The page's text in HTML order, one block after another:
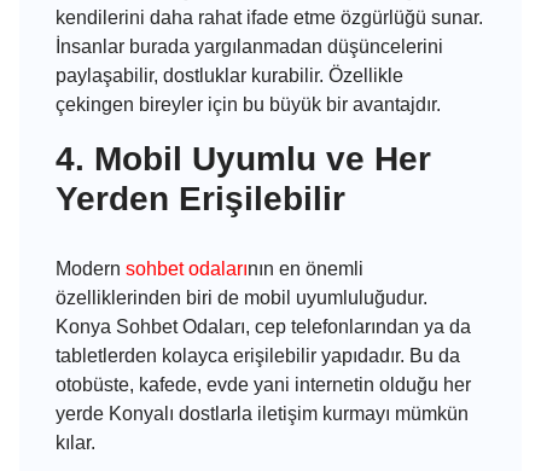
kendilerini daha rahat ifade etme özgürlüğü sunar.
İnsanlar burada yargılanmadan düşüncelerini
paylaşabilir, dostluklar kurabilir. Özellikle
çekingen bireyler için bu büyük bir avantajdır.
4. Mobil Uyumlu ve Her
Yerden Erişilebilir
Modern sohbet odalarının en önemli
özelliklerinden biri de mobil uyumluluğudur.
Konya Sohbet Odaları, cep telefonlarından ya da
tabletlerden kolayca erişilebilir yapıdadır. Bu da
otobüste, kafede, evde yani internetin olduğu her
yerde Konyalı dostlarla iletişim kurmayı mümkün
kılar.